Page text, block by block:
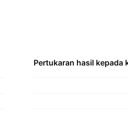
Pertukaran hasil kepada